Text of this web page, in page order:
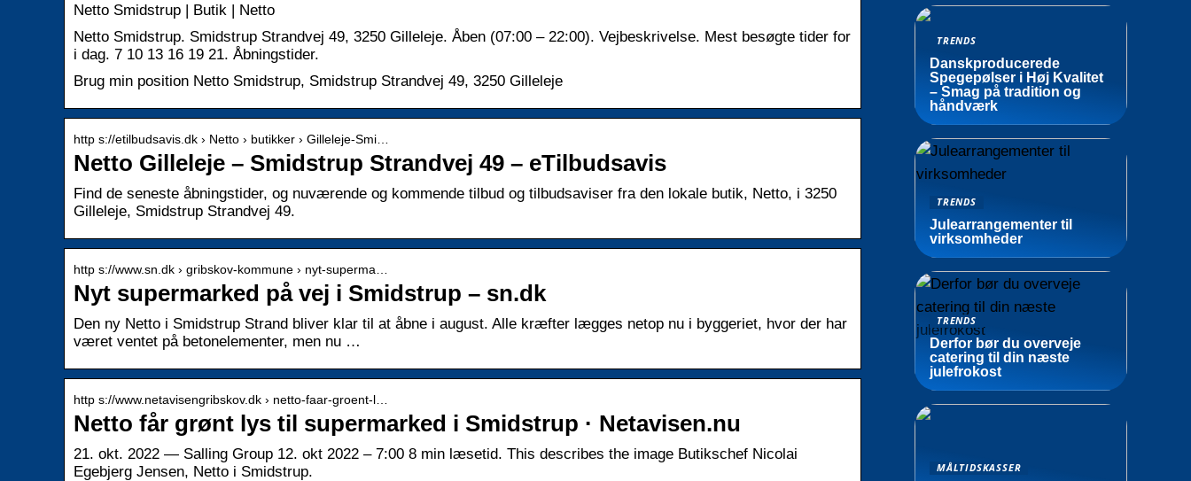
Netto Smidstrup | Butik | Netto
Netto Smidstrup. Smidstrup Strandvej 49, 3250 Gilleleje. Åben (07:00 – 22:00). Vejbeskrivelse. Mest besøgte tider for
i dag. 7 10 13 16 19 21. Åbningstider.
Brug min position Netto Smidstrup, Smidstrup Strandvej 49, 3250 Gilleleje
http s://etilbudsavis.dk › Netto › butikker › Gilleleje-Smi…
Netto Gilleleje – Smidstrup Strandvej 49 – eTilbudsavis
Find de seneste åbningstider, og nuværende og kommende tilbud og tilbudsaviser fra den lokale butik, Netto, i 3250
Gilleleje, Smidstrup Strandvej 49.
http s://www.sn.dk › gribskov-kommune › nyt-superma…
Nyt supermarked på vej i Smidstrup – sn.dk
Den ny Netto i Smidstrup Strand bliver klar til at åbne i august. Alle kræfter lægges netop nu i byggeriet, hvor der har
været ventet på betonelementer, men nu …
http s://www.netavisengribskov.dk › netto-faar-groent-l…
Netto får grønt lys til supermarked i Smidstrup · Netavisen.nu
21. okt. 2022 — Salling Group 12. okt 2022 – 7:00 8 min læsetid. This describes the image Butikschef Nicolai
Egebjerg Jensen, Netto i Smidstrup.
TRENDS
Danskproducerede
Spegepølser i Høj Kvalitet
– Smag på tradition og
håndværk
TRENDS
Julearrangementer til
virksomheder
TRENDS
Derfor bør du overveje
catering til din næste
julefrokost
MÅLTIDSKASSER